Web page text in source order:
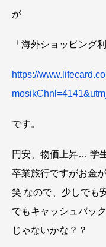
が
「海外ショッピング
https://
です。
円安、物価上昇… 学
卒業旅行ですがお金
笑 なので、少しでも
でもキャッシュバッ
じゃないかな？？